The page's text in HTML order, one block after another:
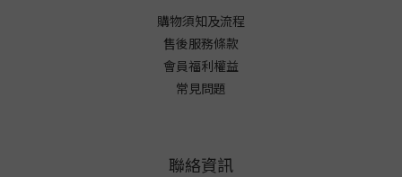
購物須知及流程
售後服務條款
會員福利權益
常見問題
聯絡資訊